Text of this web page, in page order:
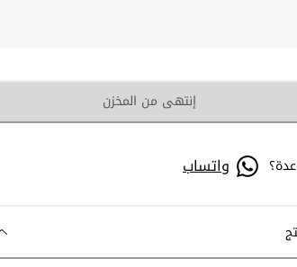
إنتهى من المخزن
واتساب